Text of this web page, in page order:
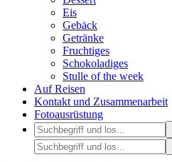
Eis
Gebäck
Getränke
Fruchtiges
Schokoladiges
Stulle of the week
Auf Reisen
Kontakt und Zusammenarbeit
Fotoausrüstung